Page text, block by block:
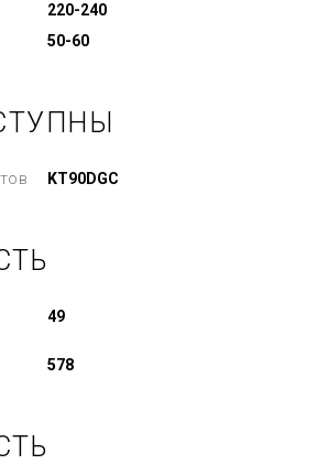
220-240
50-60
KT90DGC
49
578